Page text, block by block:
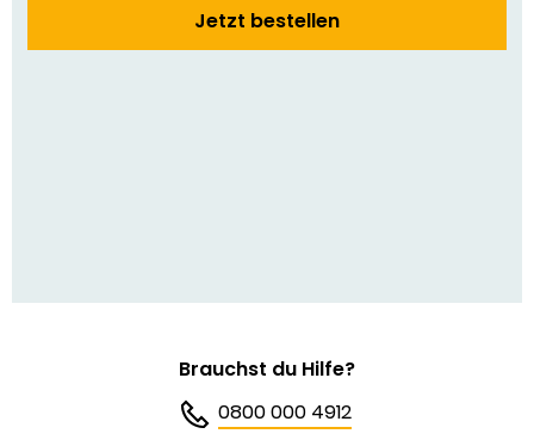
Jetzt bestellen
Brauchst du Hilfe?
0800 000 4912